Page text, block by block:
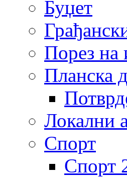
Буџет
Порез на
Планска
Локални
Спорт
Спорт